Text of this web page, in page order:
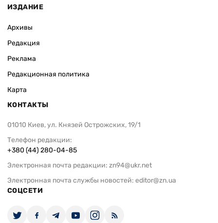
ИЗДАНИЕ
Архивы
Редакция
Реклама
Редакционная политика
Карта
КОНТАКТЫ
01010 Киев, ул. Князей Острожских, 19/1
Телефон редакции:
+380 (44) 280-04-85
Электронная почта редакции: zn94@ukr.net
Электронная почта службы новостей: editor@zn.ua
СОЦСЕТИ